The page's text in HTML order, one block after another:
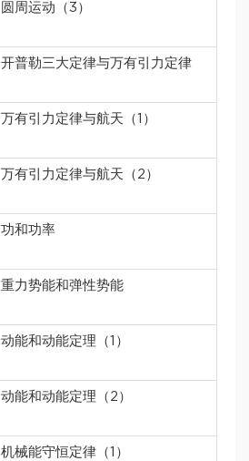
圆周运动（3）
开普勒三大定律与万有引力定律
万有引力定律与航天（1）
万有引力定律与航天（2）
功和功率
重力势能和弹性势能
动能和动能定理（1）
动能和动能定理（2）
机械能守恒定律（1）